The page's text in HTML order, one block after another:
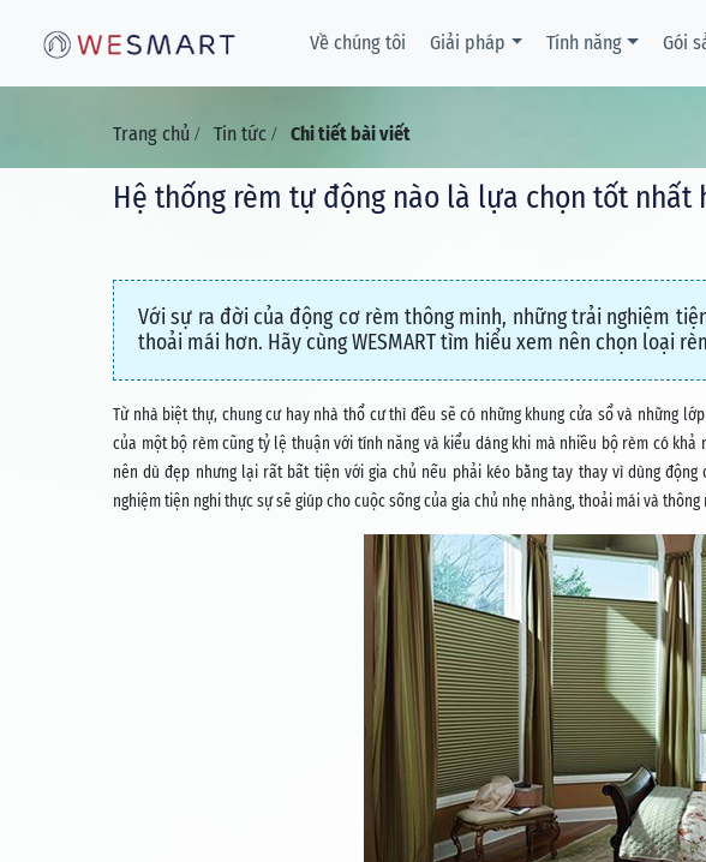
Về chúng tôi Giải pháp Tính năng Gói
Trang chủ / Tin tức / Chi tiết bài viết
Hệ thống rèm tự động nào là lựa chọn tốt nhất
Với sự ra đời của động cơ rèm thông minh, những trải nghiệm
thoải mái hơn. Hãy cùng WESMART tìm hiểu xem nên chọn loại
Từ nhà biệt thự, chung cư hay nhà thổ cư thì đều sẽ có những khung cửa sổ và những
của một bộ rèm cũng tỷ lệ thuận với tính năng và kiểu dáng khi mà nhiều bộ rèm có khả
nên dù đẹp nhưng lại rất bất tiện với gia chủ nếu phải kéo bằng tay thay vì dùng
nghiệm tiện nghi thực sự sẽ giúp cho cuộc sống của gia chủ nhẹ nhàng, thoải mái và